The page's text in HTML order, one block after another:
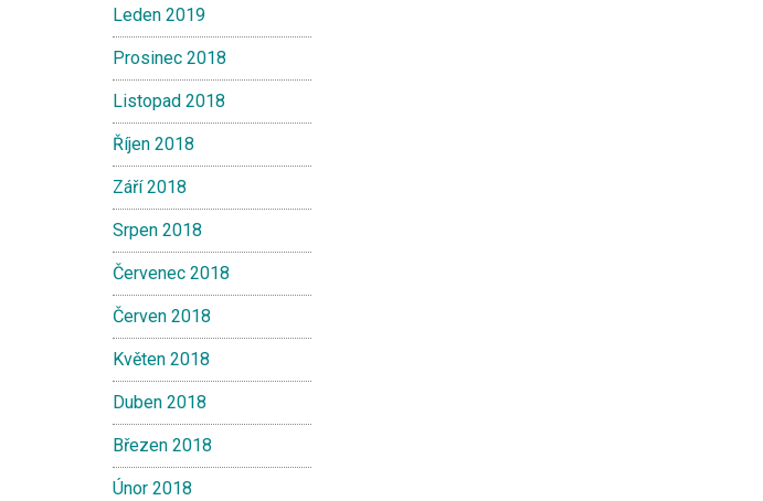
Leden 2019
Prosinec 2018
Listopad 2018
Říjen 2018
Září 2018
Srpen 2018
Červenec 2018
Červen 2018
Květen 2018
Duben 2018
Březen 2018
Únor 2018